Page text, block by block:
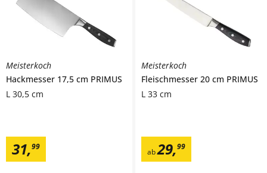
Meisterkoch
Hackmesser 17,5 cm PRIMUS
L 30,5 cm
31,99
Meisterkoch
Fleischmesser 20 cm PRIMUS
L 33 cm
ab29,99